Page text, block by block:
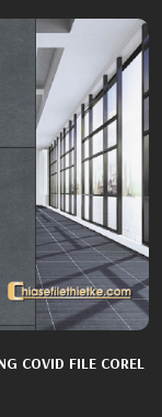
COVID FILE COREL